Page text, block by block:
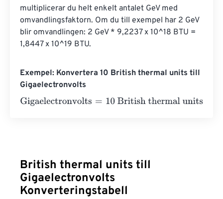
multiplicerar du helt enkelt antalet GeV med
omvandlingsfaktorn. Om du till exempel har 2 GeV
blir omvandlingen: 2 GeV * 9,2237 x 10^18 BTU =
1,8447 x 10^19 BTU.
Exempel: Konvertera 10 British thermal units till
Gigaelectronvolts
Gigaelectronvolts=10 British thermal units×
British thermal units till
Gigaelectronvolts
Konverteringstabell